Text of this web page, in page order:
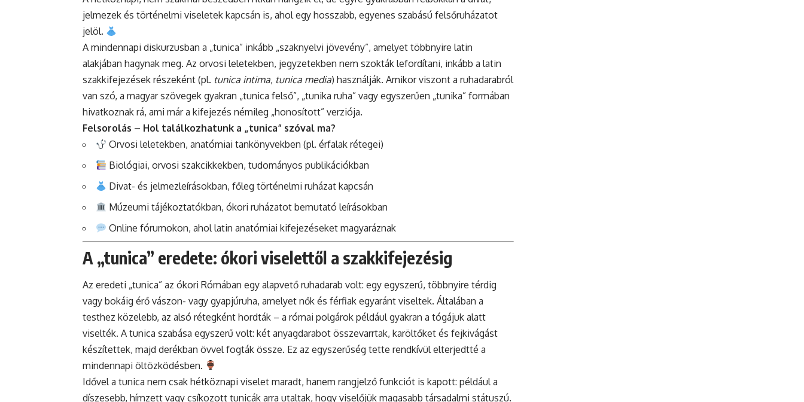
jelmezek és történelmi viseletek kapcsán is, ahol egy hosszabb, egyenes szabású felsőruházatot
jelöl.
A mindennapi diskurzusban a „tunica” inkább „szaknyelvi jövevény”, amelyet többnyire latin
alakjában hagynak meg. Az orvosi leletekben, jegyzetekben nem szokták lefordítani, inkább a latin
szakkifejezések részeként (pl. tunica intima, tunica media) használják. Amikor viszont a ruhadarabról
van szó, a magyar szövegek gyakran „tunica felső”, „tunika ruha” vagy egyszerűen „tunika” formában
hivatkoznak rá, ami már a kifejezés némileg „honosított” verziója.
Felsorolás – Hol találkozhatunk a „tunica” szóval ma?
Orvosi leletekben, anatómiai tankönyvekben (pl. érfalak rétegei)
Biológiai, orvosi szakcikkekben, tudományos publikációkban
Divat- és jelmezleírásokban, főleg történelmi ruházat kapcsán
Múzeumi tájékoztatókban, ókori ruházatot bemutató leírásokban
Online fórumokon, ahol latin anatómiai kifejezéseket magyaráznak
A „tunica” eredete: ókori viselettől a szakkifejezésig
Az eredeti „tunica” az ókori Rómában egy alapvető ruhadarab volt: egy egyszerű, többnyire térdig
vagy bokáig érő vászon- vagy gyapjúruha, amelyet nők és férfiak egyaránt viseltek. Általában a
testhez közelebb, az alsó rétegként hordták – a római polgárok például gyakran a tógájuk alatt
viselték. A tunica szabása egyszerű volt: két anyagdarabot összevarrtak, karöltőket és fejkivágást
készítettek, majd derékban övvel fogták össze. Ez az egyszerűség tette rendkívül elterjedtté a
mindennapi öltözködésben.
Idővel a tunica nem csak hétköznapi viselet maradt, hanem rangjelző funkciót is kapott: például a
díszesebb, hímzett vagy csíkozott tunicák arra utaltak, hogy viselőjük magasabb társadalmi státuszú.